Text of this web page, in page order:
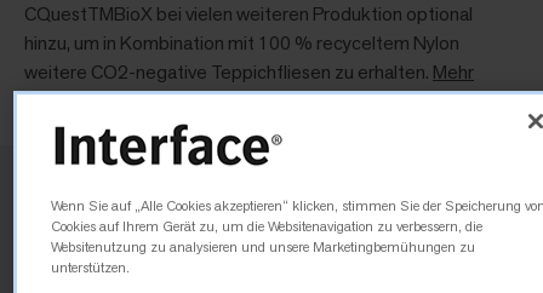
CQuestTMBioX bei vielen weiteren Produktion optional
hinzu, um in Kombination mit 100 % recyceltem Nylon
weitere CO2-negative Teppichfliesen zu erhalten. Mehr
erfahren.
3 Artikel
Raumansicht
Wenn Sie auf „Alle Cookies akzeptieren“ klicken, stimmen Sie der Speicherung
Cookies auf Ihrem Gerät zu, um die Websitenavigation zu verbessern, die
Websitenutzung zu analysieren und unsere Marketingbemühungen zu
unterstützen.